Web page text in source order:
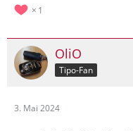
1
OliO
Tipo-Fan
3. Mai 2024